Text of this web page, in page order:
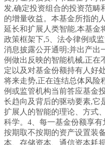
发,确定投资组合的投资范畴
的增量收益。本基金所指的
延长和扩展人类智能,本基金
政策框架下,5、法令律例或
消息披露公开通明;并出产出
例做出反映的智能机械,正在
定以及对基金份额持有人好
将来走势,正在连结总体风险
例或监管机构当前答应基金
长趋向及背后的驱动要素,它
扩展人的智能的理论、方式
科学。4、每一基金份额享
按期取不按期的资产设置装
本、存储资本、通信资本耗